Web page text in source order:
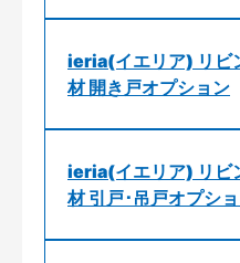
ieria(イエリア) リビ
材 開き戸オプション
ieria(イエリア) リビ
材 引戸･吊戸オプシ